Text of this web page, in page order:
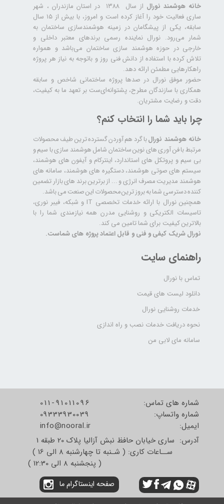
خانه هوشمند نورال
از سال ۱۳۸۸ در استان مازندران ، شهر
ساری فعالیت خود را آغاز کرده است و امروز، با بیش از ۱۵ سال
سابقه، یکی از پیشگامان در زمینه هوشمندسازی ساختمان به
شمار می‌رود. نورال نماینده رسمی برندهای معتبر داخلی و
خارجی در حوزه هوشمند سازی ساختمان می‌باشد و همواره
تلاش کرده با استفاده از دانش فنی روز و باتوجه به نیاز هر پروژه
راهکارهایی مطمئن ارائه دهد.
حضور موفق نورال در صدها پروژه‌ ساختمانی شاخص و سابقه
همکاری با سازندگان مطرح، پشتوانه‌ای‌ست بر تعهد ما به کیفیت،
دقت و رضایت مشتریان.
راهنمای سایت
تماس با نورال
دانلود لیست های قیمت
خدمات روشنایی نورال
نحوه دریافت خدمات نصب و راه اندازی
سامانه مای لابی من
چرا باید شما را انتخاب کنم؟
خانه هوشمند نورالبا گرد هم آوردن گسترده ترین طیف محصولات
مرتبط با فن آوری های نوین ساختمان شامل هوشمند سازی با سیم و
بی سیم و پروتکل های استاندارد، اینترکام و آیفون های هوشمند،
سیستم های صوتی هوشمند، دستگیره های هوشمند، سامانه های
هوشمند مدیریت مصرف انرژی و ... از برترین برند های بازار تضمین
کننده دسترسی شما به بروز ترین محصولات این صنعت می باشد.
همچنین نورال با ارائه خدمات تخصصی IT و شبکه، فیبر نوری،
تاسیسات الکتریکی و روشنایی مدرن همه نیازمندی شما را با
بالاترین کیفیت برای شما تامین می کند.
نورال شریک کیفی و فنی و قابل اعتماد پروژه های شماست.
شماره های تماس:
شماره واتساپ:
​​​​​​​ایمیل:
011-91011096
09333930039
info@nooral.ir
آدرس: ساری خیابان حافظ نبش آزالیا پلاک 20 طبقه 1
ســاعات کاری: ( شـنبه تا چهارشنبه 8 الی 16 )
( پنجشنبه 8 الی 12:30 )
صفحه اینستاگرام ما